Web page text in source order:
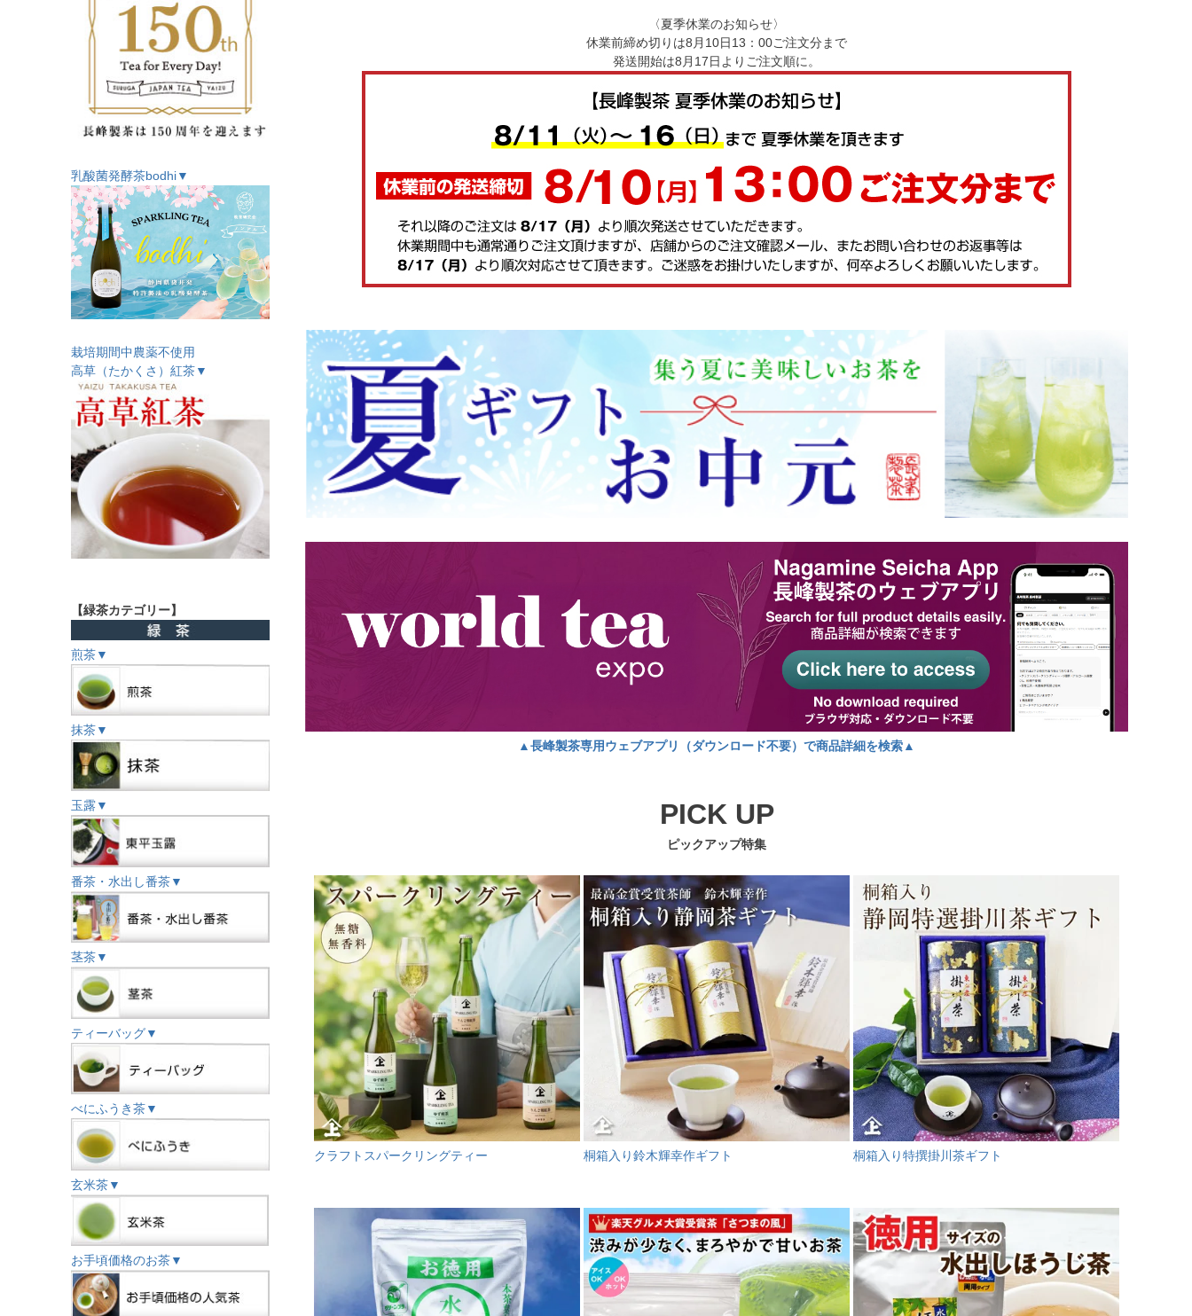
乳酸菌発酵茶bodhi▼
栽培期間中農薬不使用
高草（たかくさ）紅茶▼
【緑茶カテゴリー】
煎茶▼
抹茶▼
玉露▼
番茶・水出し番茶▼
茎茶▼
ティーバッグ▼
べにふうき茶▼
玄米茶▼
お手頃価格のお茶▼
〈夏季休業のお知らせ〉
休業前締め切りは8月10日13：00ご注文分まで
発送開始は8月17日よりご注文順に。
▲長峰製茶専用ウェブアプリ（ダウンロード不要）で商品詳細を検索▲
PICK UP
ピックアップ特集
クラフトスパークリングティー 桐箱入り鈴木輝幸作ギフト 桐箱入り特撰掛川茶ギフト